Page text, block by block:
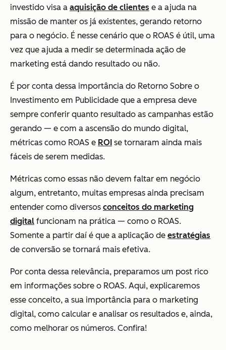
investido visa a aquisição de clientes e a ajuda na
missão de manter os já existentes, gerando retorno
para o negócio. É nesse cenário que o ROAS é útil, uma
vez que ajuda a medir se determinada ação de
marketing está dando resultado ou não.
É por conta dessa importância do Retorno Sobre o
Investimento em Publicidade que a empresa deve
sempre conferir quanto resultado as campanhas estão
gerando — e com a ascensão do mundo digital,
métricas como ROAS e ROI se tornaram ainda mais
fáceis de serem medidas.
Métricas como essas não devem faltar em negócio
algum, entretanto, muitas empresas ainda precisam
entender como diversos conceitos do marketing
digital funcionam na prática — como o ROAS.
Somente a partir daí é que a aplicação de estratégias
de conversão se tornará mais efetiva.
Por conta dessa relevância, preparamos um post rico
em informações sobre o ROAS. Aqui, explicaremos
esse conceito, a sua importância para o marketing
digital, como calcular e analisar os resultados e, ainda,
como melhorar os números. Confira!